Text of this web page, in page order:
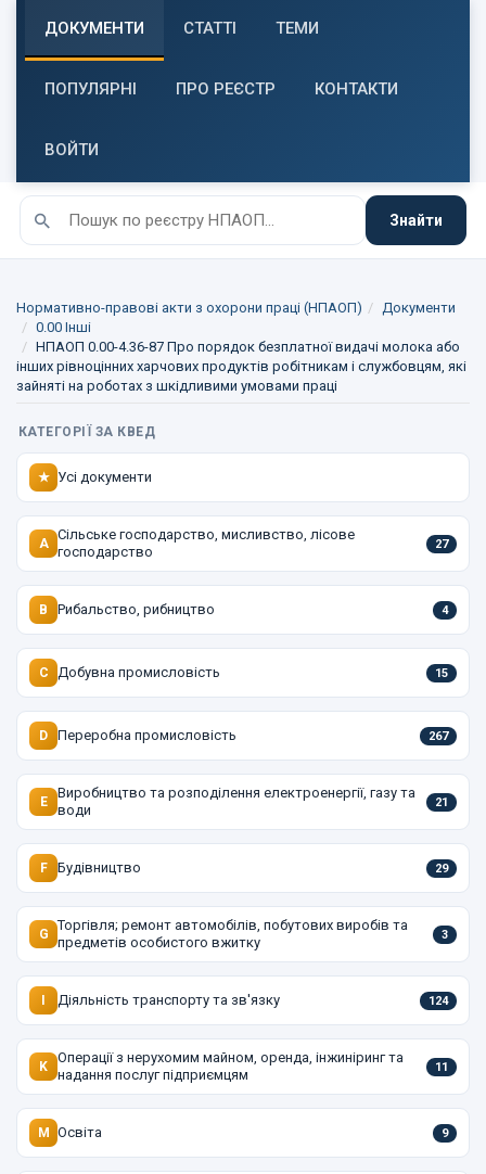
ДОКУМЕНТИ СТАТТІ ТЕМИ
ПОПУЛЯРНІ ПРО РЕЄСТР КОНТАКТИ
ВОЙТИ
Знайти
Нормативно-правові акти з охорони праці (НПАОП)
Документи
0.00 Інші
НПАОП 0.00-4.36-87 Про порядок безплатної видачі молока або
інших рівноцінних харчових продуктів робітникам і службовцям, які
зайняті на роботах з шкідливими умовами праці
КАТЕГОРІЇ ЗА КВЕД
★ Усі документи
A
Сільське господарство, мисливство, лісове
господарство
27
B Рибальство, рибництво 4
C Добувна промисловість 15
D Переробна промисловість 267
E
Виробництво та розподілення електроенергії, газу та
води
21
F Будівництво 29
G
Торгівля; ремонт автомобілів, побутових виробів та
предметів особистого вжитку
3
I Діяльність транспорту та зв'язку 124
K
Операції з нерухомим майном, оренда, інжиніринг та
надання послуг підприємцям
11
M Освіта 9